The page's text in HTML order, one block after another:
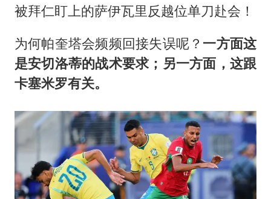
被拜仁盯上的萨伊瓦里反越位单刀赴会！
为何帕奎塔会频频回接失误呢？ 一方面这
是安切洛蒂的战术要求；另一方面，这跟
卡塞米罗有关。